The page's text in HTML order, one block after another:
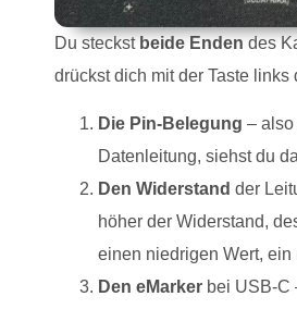
Du steckstbeide Endendes
drückst dich mit der Taste
Die Pin-Belegung –
Datenleitung, siehst du
Den Widerstand der
höher der Widerstand,
einen niedrigen Wert,
Den eMarker bei USB-C